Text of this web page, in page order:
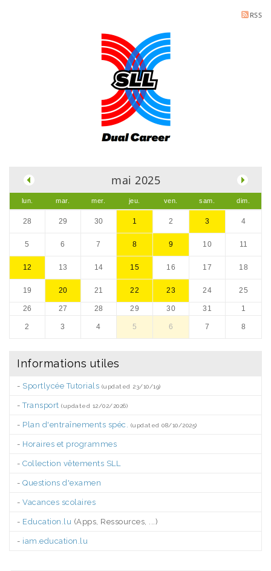
RSS
mai 2025
lun. mar. mer. jeu. ven. sam. dim.
28 29 30 1 2 3 4
5 6 7 8 9 10 11
12 13 14 15 16 17 18
19 20 21 22 23 24 25
26 27 28 29 30 31 1
2 3 4 5 6 7 8
Informations utiles
- Sportlycée Tutorials (updated 23/10/19)
-Transport (updated 12/02/2026)
- Plan d'entraînements spéc. (updated 08/10/2025)
- Horaires et programmes
- Collection vêtements SLL
- Questions d'examen
- Vacances scolaires
- Education.lu (Apps, Ressources, ...)
- iam.education.lu